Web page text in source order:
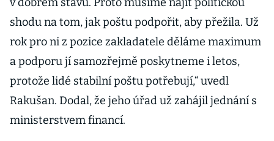
shodu na tom, jak poštu podpořit, aby přežila. Už
rok pro ni z pozice zakladatele děláme maximum
a podporu jí samozřejmě poskytneme i letos,
protože lidé stabilní poštu potřebují,“ uvedl
Rakušan. Dodal, že jeho úřad už zahájil jednání s
ministerstvem financí.